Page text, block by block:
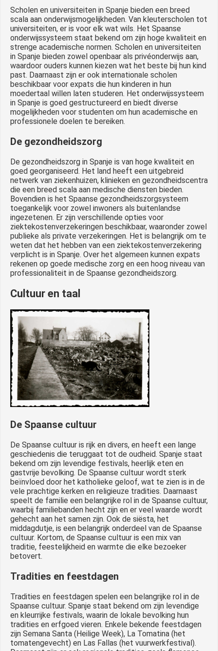
Scholen en universiteiten in Spanje bieden een breed
scala aan onderwijsmogelijkheden. Van kleuterscholen tot
universiteiten, er is voor elk wat wils. Het Spaanse
onderwijssysteem staat bekend om zijn hoge kwaliteit en
strenge academische normen. Scholen en universiteiten
in Spanje bieden zowel openbaar als privéonderwijs aan,
waardoor ouders kunnen kiezen wat het beste bij hun kind
past. Daarnaast zijn er ook internationale scholen
beschikbaar voor expats die hun kinderen in hun
moedertaal willen laten studeren. Het onderwijssysteem
in Spanje is goed gestructureerd en biedt diverse
mogelijkheden voor studenten om hun academische en
professionele doelen te bereiken.
De gezondheidszorg
De gezondheidszorg in Spanje is van hoge kwaliteit en
goed georganiseerd. Het land heeft een uitgebreid
netwerk van ziekenhuizen, klinieken en gezondheidscentra
die een breed scala aan medische diensten bieden.
Bovendien is het Spaanse gezondheidszorgsysteem
toegankelijk voor zowel inwoners als buitenlandse
ingezetenen. Er zijn verschillende opties voor
ziektekostenverzekeringen beschikbaar, waaronder zowel
publieke als private verzekeringen. Het is belangrijk om te
weten dat het hebben van een ziektekostenverzekering
verplicht is in Spanje. Over het algemeen kunnen expats
rekenen op goede medische zorg en een hoog niveau van
professionaliteit in de Spaanse gezondheidszorg.
Cultuur en taal
De Spaanse cultuur
De Spaanse cultuur is rijk en divers, en heeft een lange
geschiedenis die teruggaat tot de oudheid. Spanje staat
bekend om zijn levendige festivals, heerlijk eten en
gastvrije bevolking. De Spaanse cultuur wordt sterk
beïnvloed door het katholieke geloof, wat te zien is in de
vele prachtige kerken en religieuze tradities. Daarnaast
speelt de familie een belangrijke rol in de Spaanse cultuur,
waarbij familiebanden hecht zijn en er veel waarde wordt
gehecht aan het samen zijn. Ook de siësta, het
middagdutje, is een belangrijk onderdeel van de Spaanse
cultuur. Kortom, de Spaanse cultuur is een mix van
traditie, feestelijkheid en warmte die elke bezoeker
betovert.
Tradities en feestdagen
Tradities en feestdagen spelen een belangrijke rol in de
Spaanse cultuur. Spanje staat bekend om zijn levendige
en kleurrijke festivals, waarin de lokale bevolking hun
tradities en erfgoed vieren. Enkele bekende feestdagen
zijn Semana Santa (Heilige Week), La Tomatina (het
tomatengevecht) en Las Fallas (het vuurwerkfestival).